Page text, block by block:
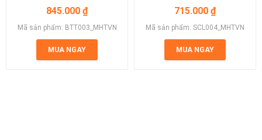
845.000 ₫
Mã sản phẩm: BTT003_MHTVN
MUA NGAY
715.000 ₫
Mã sản phẩm: SCL004_MHTVN
MUA NGAY